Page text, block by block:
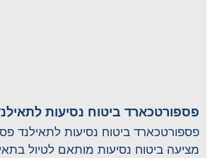
פספורטכארד ביטוח נסיעות
פספורטכארד ביטוח נסיעות לתאילנד
מציעה ביטוח נסיעות מותאם לטיול